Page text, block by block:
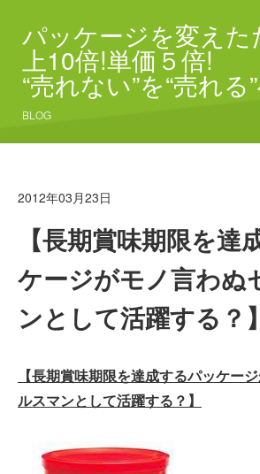
パッケージを変えた
上10倍!単価５倍!
“売れない”を“売れる
BLOG
2012年03月23日
【長期賞味期限を達
ケージがモノ言わぬ
ンとして活躍する？】
【長期賞味期限を達成するパッケー
ルスマンとして活躍する？】